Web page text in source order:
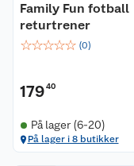
Family Fun fotball
returtrener
☆☆☆☆☆ (0)
17940
På lager (6-20)
På lager i 8 butikker
Kundeservice